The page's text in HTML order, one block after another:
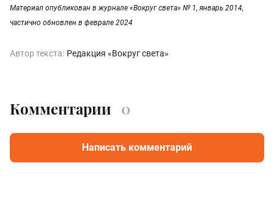
Материал опубликован в журнале «Вокруг света» № 1, январь 2014,
частично обновлен в феврале 2024
Автор текста: Редакция «Вокруг света»
Комментарии 0
Написать комментарий